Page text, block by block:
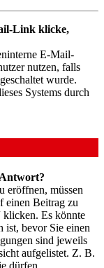
Link klicke,
E-Mail-
nutzen, falls
wurde.
Systems durch
eröffnen, müssen
einen Beitrag zu
klicken. Es könnte
ist, bevor Sie einen
sind jeweils
aufgelistet. Z. B.